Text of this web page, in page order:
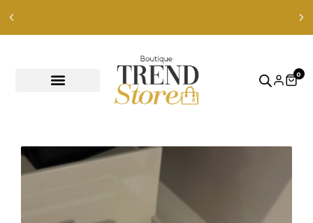
ver productos
0